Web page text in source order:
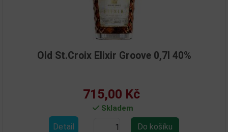
Old St.Croix Elixir Groove 0,7l 40%
715,00 Kč
Skladem
Detail